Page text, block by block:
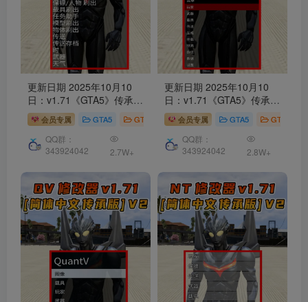
更新日期 2025年10月10
日：v1.71《GTA5》传承版
Simple Trainer
体汉化] V2
会员专属 GTA5 GTA5 工具
QQ群：
343924042
2.7W+
更新日期 2025年10月10
日：v1.71《GTA5》传承版
Rampage Trainer
[简体汉化] V2
会员专属 GTA5 GTA5 工具
QQ群：
343924042
2.8W+